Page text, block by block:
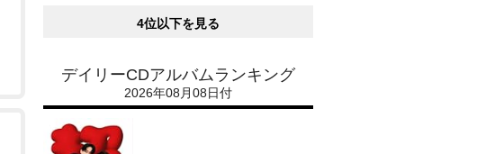
4位以下を見る
デイリーCDアルバムランキング
2026年08月08日付